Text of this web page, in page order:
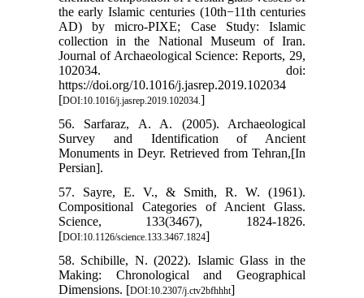
the early Islamic centuries (10th−11th centuries
AD) by micro-PIXE; Case Study: Islamic
collection in the National Museum of Iran.
Journal of Archaeological Science: Reports, 29,
102034. doi:
https://doi.org/10.1016/j.jasrep.2019.102034
[DOI:10.1016/j.jasrep.2019.102034.]
56. Sarfaraz, A. A. (2005). Archaeological
Survey and Identification of Ancient
Monuments in Deyr. Retrieved from Tehran,[In
Persian].
57. Sayre, E. V., & Smith, R. W. (1961).
Compositional Categories of Ancient Glass.
Science, 133(3467), 1824-1826.
[DOI:10.1126/science.133.3467.1824]
58. Schibille, N. (2022). Islamic Glass in the
Making: Chronological and Geographical
Dimensions. [DOI:10.2307/j.ctv2bfhhht]